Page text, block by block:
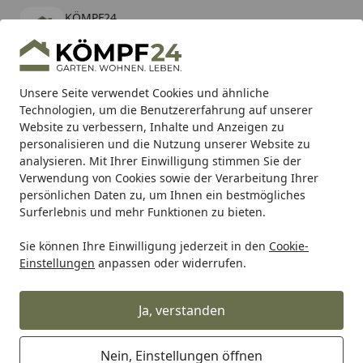
Unsere Seite verwendet Cookies und ähnliche
Technologien, um die Benutzererfahrung auf unserer
Website zu verbessern, Inhalte und Anzeigen zu
personalisieren und die Nutzung unserer Website zu
analysieren. Mit Ihrer Einwilligung stimmen Sie der
Verwendung von Cookies sowie der Verarbeitung Ihrer
persönlichen Daten zu, um Ihnen ein bestmögliches
Surferlebnis und mehr Funktionen zu bieten.
Sie können Ihre Einwilligung jederzeit in den Cookie-
Einstellungen anpassen oder widerrufen.
Ja, verstanden
Nein, Einstellungen öffnen
KÖMPF24
kostenlos - Im App Store
Hotline
Alle Produkte
Mein Konto
Suchen
Karibu Pools inkl. gratis Sandfilteranlage & Pool-
Starterset (Gesamtwert bis 468,99€)
Startseite
SBS Bremsbeläge Racing SBS Bremsbelag 658RQ Road
SBS Bremsbelag 658RQ Road Racing